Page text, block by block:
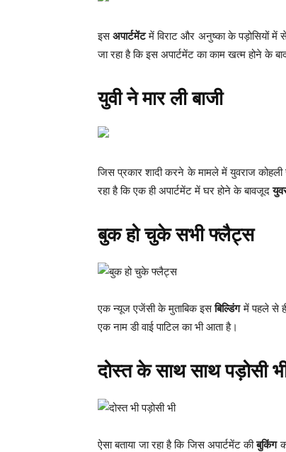
इसअपार्टमेंटमें विराट और अनुष्का के पड़ोसियों में
जा रहा है कि इस अपार्टमेंट का काम खत्म होने के
युवी ने मार ली बाजी
जिस प्रकार शादी करने के मामले में युवराज
रहा है कि एक ही अपार्टमेंट में घर होने के बावजूद
बुक हो चुके सभी फ्लैट्स
एक न्यूज एजेंसी के मुताबिक इसबिल्डिंगमें पहले से
एक नाम डी वाई पाटिल का भी आता है।
दोस्त के साथ साथ पड़ोसी
ऐसा बताया जा रहा है कि जिस अपार्टमेंट कीबुकिंग